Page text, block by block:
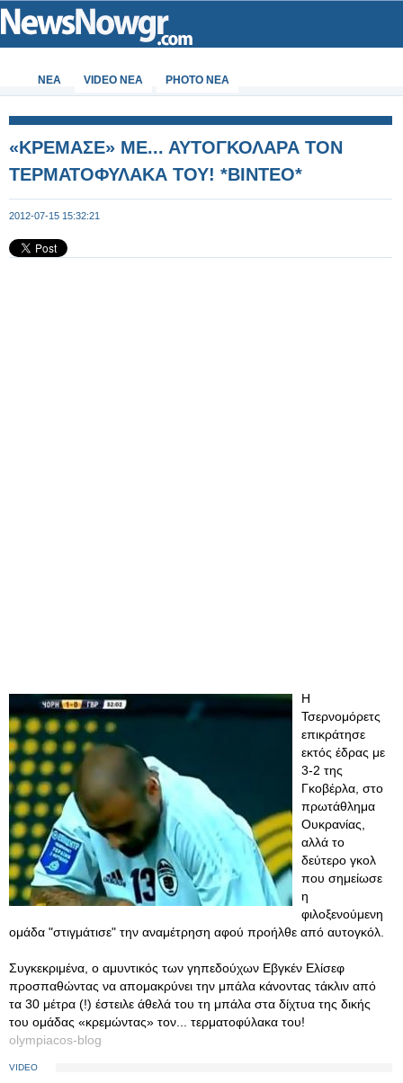
ΝΕΑ VIDEO NEA PHOTO NEA
«ΚΡΕΜΑΣΕ» ΜΕ... ΑΥΤΟΓΚΟΛΑΡΑ ΤΟΝ
ΤΕΡΜΑΤΟΦΥΛΑΚΑ ΤΟΥ! *ΒΙΝΤΕΟ*
2012-07-15 15:32:21
Η
Τσερνομόρετς
επικράτησε
εκτός έδρας με
3-2 της
Γκοβέρλα, στο
πρωτάθλημα
Ουκρανίας,
αλλά το
δεύτερο γκολ
που σημείωσε
η
φιλοξενούμενη
ομάδα "στιγμάτισε" την αναμέτρηση αφού προήλθε από αυτογκόλ.
Συγκεκριμένα, ο αμυντικός των γηπεδούχων Εβγκέν Ελίσεφ
προσπαθώντας να απομακρύνει την μπάλα κάνοντας τάκλιν από
τα 30 μέτρα (!) έστειλε άθελά του τη μπάλα στα δίχτυα της δικής
του ομάδας «κρεμώντας» τον... τερματοφύλακα του!
olympiacos-blog
VIDEO